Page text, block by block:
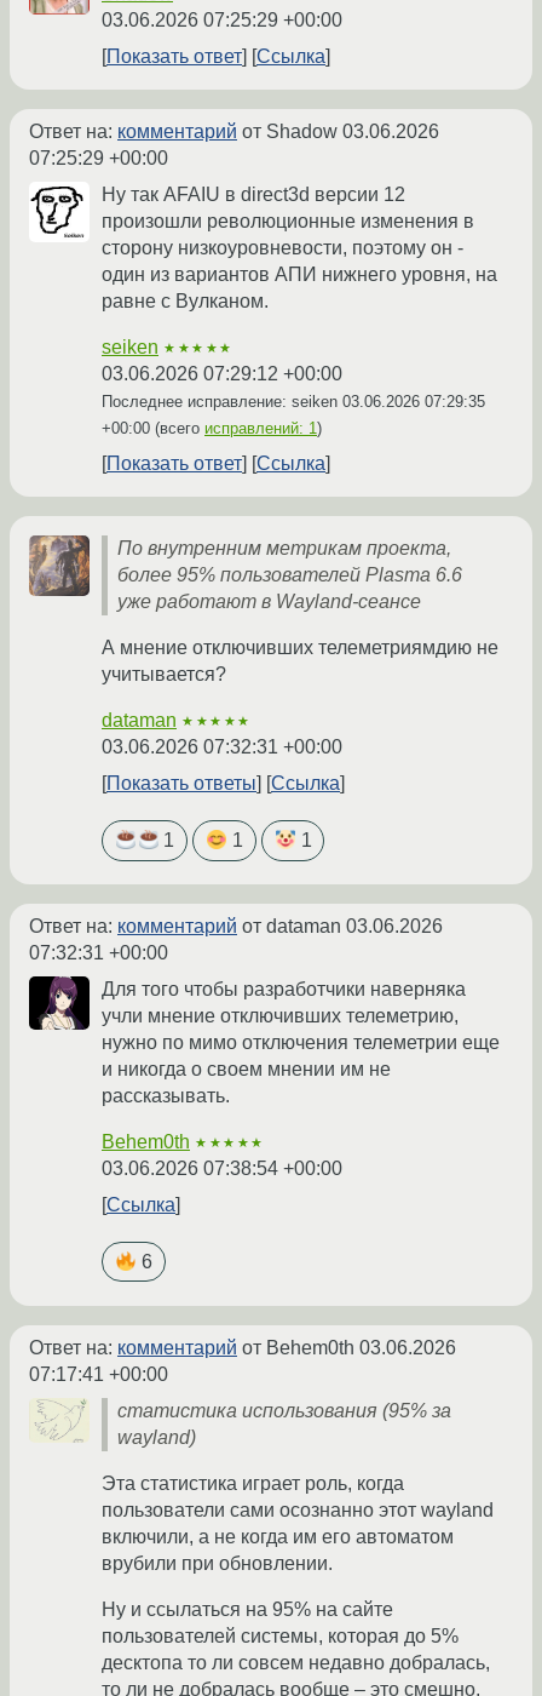
03.06.2026 07:25:29 +00:00
Показать ответ
Ссылка
Ответ на: комментарий от Shadow 03.06.2026
07:25:29 +00:00
Ну так AFAIU в direct3d версии 12
произошли революционные изменения в
сторону низкоуровневости, поэтому он -
один из вариантов АПИ нижнего уровня, на
равне с Вулканом.
seiken ★★★★★
03.06.2026 07:29:12 +00:00
Последнее исправление: seiken 03.06.2026 07:29:35
+00:00 (всего исправлений: 1)
Показать ответ Ссылка
По внутренним метрикам проекта,
более 95% пользователей Plasma 6.6
уже работают в Wayland-сеансе
А мнение отключивших телеметриямдию не
учитывается?
dataman ★★★★★
03.06.2026 07:32:31 +00:00
Показать ответы
Ссылка
1 1 1
Ответ на: комментарий от dataman 03.06.2026
07:32:31 +00:00
Для того чтобы разработчики наверняка
учли мнение отключивших телеметрию,
нужно по мимо отключения телеметрии еще
и никогда о своем мнении им не
рассказывать.
Behem0th ★★★★★
03.06.2026 07:38:54 +00:00
Ссылка
6
Ответ на: комментарий от Behem0th 03.06.2026
07:17:41 +00:00
статистика использования (95% за
wayland)
Эта статистика играет роль, когда
пользователи сами осознанно этот wayland
включили, а не когда им его автоматом
врубили при обновлении.
Ну и ссылаться на 95% на сайте
пользователей системы, которая до 5%
десктопа то ли совсем недавно добралась,
то ли не добралась вообще – это смешно,